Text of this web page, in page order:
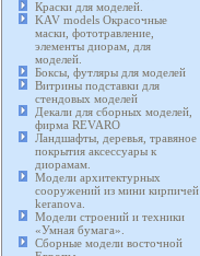
Краски для моделей.
KAV models Окрасочные
маски, фототравление,
элементы диорам, для
моделей.
Боксы, футляры для моделей
Витрины подставки для
стендовых моделей
Декали для сборных моделей,
фирма REVARO
Ландшафты, деревья, травяное
покрытия аксессуары к
диорамам.
Модели архитектурных
сооружений из мини кирпичей
keranova.
Модели строений и техники
«Умная бумага».
Сборные модели восточной